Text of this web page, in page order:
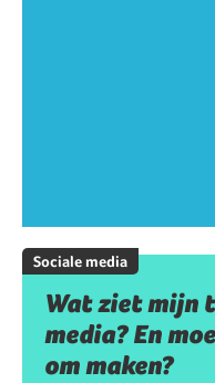
Sociale media
Wat ziet mijn
media? En
om maken?